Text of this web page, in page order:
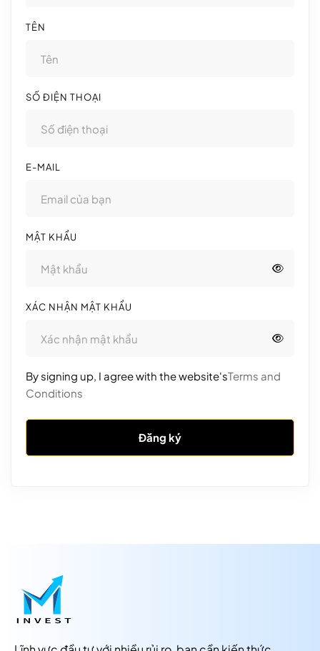
TÊN
SỐ ĐIỆN THOẠI
E-MAIL
MẬT KHẨU
XÁC NHẬN MẬT KHẨU
By signing up, I agree with the website'sTerms and
Conditions
Đăng ký